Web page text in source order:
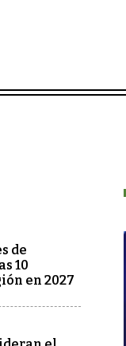
de
10
en 2027